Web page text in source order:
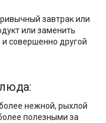
завтрак или
или заменить
совершенно другой
нежной, рыхлой
полезными за